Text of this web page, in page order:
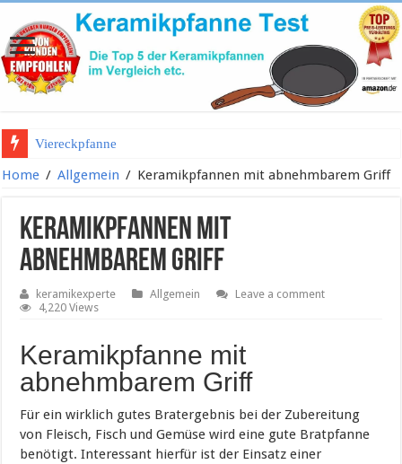
Viereckpfanne
Keramiktopf mit Deckel
Home / Allgemein / Keramikpfannen mit abnehmbarem Griff
Keramikpfannen mit
abnehmbarem Griff
keramikexperte Allgemein
Leave a comment
4,220 Views
Keramikpfanne mit
abnehmbarem Griff
Für ein wirklich gutes Bratergebnis bei der Zubereitung
von Fleisch, Fisch und Gemüse wird eine gute Bratpfanne
benötigt. Interessant hierfür ist der Einsatz einer